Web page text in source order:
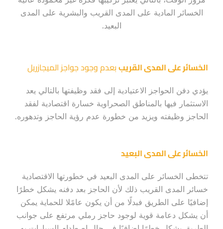
الخسائر المادية على المدى القريب والبشرية على المدى
البعيد.
الخسائر على المدى القريببعدم وجود جواجز الميجازريل
يؤدي دفن الحواجز الاعتيادية إلى فقد وظيفتها بالتالي يعد
الاستثمار فيها بالمناطق الصحراوية خسارة اقتصادية لفقد
الحاجز وظيفته ويزيد من خطورة عدم رؤية الحاجز وتدهوره.
الخسائر على المدى البعيد
تتخطى الخسائر على المدى البعيد في خطورتها الاقتصادية
خسائر المدى القريب ذلك لأن الحاجز بعد دفنه يشكل خطرًا
إضافيًا على الطريق فبدلًا من أن يكون عامًلا للحماية يمكن
أن يشكل دعامة قوية لوجود حاجز رملي مرتفع على جوانب